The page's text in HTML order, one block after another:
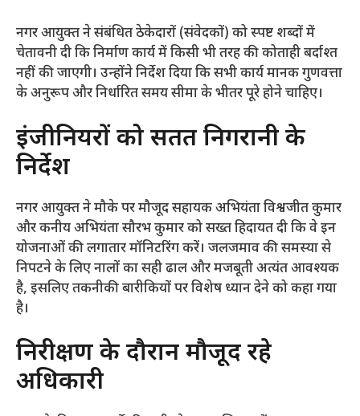
​नगर आयुक्त ने संबंधित ठेकेदारों (संवेदकों) को स्पष्ट शब्दों में
चेतावनी दी कि निर्माण कार्य में किसी भी तरह की कोताही बर्दाश्त
नहीं की जाएगी। उन्होंने निर्देश दिया कि सभी कार्य मानक गुणवत्ता
के अनुरूप और निर्धारित समय सीमा के भीतर पूरे होने चाहिए।
​इंजीनियरों को सतत निगरानी के
निर्देश
​नगर आयुक्त ने मौके पर मौजूद सहायक अभियंता विश्वजीत कुमार
और कनीय अभियंता सौरभ कुमार को सख्त हिदायत दी कि वे इन
योजनाओं की लगातार मॉनिटरिंग करें। जलजमाव की समस्या से
निपटने के लिए नालों का सही ढाल और मजबूती अत्यंत आवश्यक
है, इसलिए तकनीकी बारीकियों पर विशेष ध्यान देने को कहा गया
है।
​निरीक्षण के दौरान मौजूद रहे
अधिकारी